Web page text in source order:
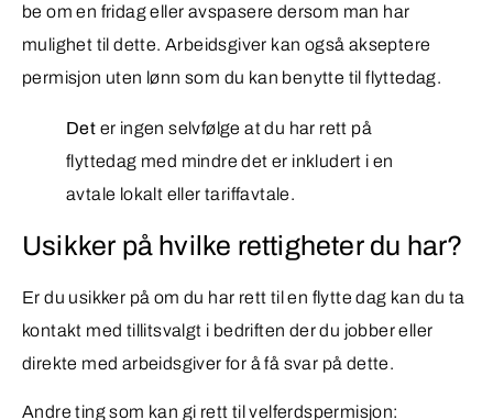
be om en fridag eller avspasere dersom man har
mulighet til dette. Arbeidsgiver kan også akseptere
permisjon uten lønn som du kan benytte til flyttedag.
Det er ingen selvfølge at du har rett på
flyttedag med mindre det er inkludert i en
avtale lokalt eller tariffavtale.
Usikker på hvilke rettigheter du har?
Er du usikker på om du har rett til en flytte dag kan du ta
kontakt med tillitsvalgt i bedriften der du jobber eller
direkte med arbeidsgiver for å få svar på dette.
Andre ting som kan gi rett til velferdspermisjon: